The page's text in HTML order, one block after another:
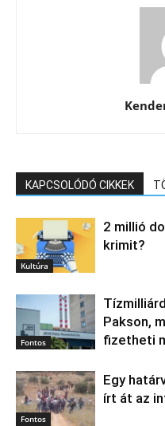
KAPCSOLÓDÓ CIKKEK
Kultúra
2 millió
krimit?
Fontos
Pakson,
fizetheti
Fontos
Egy
írt át az